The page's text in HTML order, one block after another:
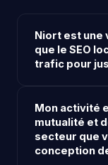
Niort est une
que le SEO
trafic pour
grandes
Niort », «
Sèvres » sont
de fois par
Mon activité
mutualité et
secteur que
conception